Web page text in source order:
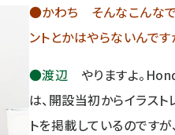
●かわち そんなこんなで
ントとかはやらないんです
●渡辺 やりますよ。
は、開設当初からイラス
トを掲載しているのです